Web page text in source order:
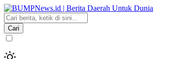
Cari